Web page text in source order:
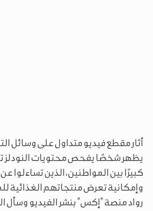
أثار مقطع فيديو متداول على وسائل
يظهر شخصًا يفحص محتويات النودلز
كبيرًا بين المواطنين، الذين تساءلوا
وإمكانية تعرض منتجاتهم الغذائية
رواد منصة "إكس" بنشر الفيديو وسأل